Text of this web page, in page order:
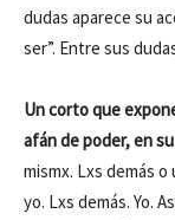
dudas aparece su
ser”. Entre sus
Un corto que
afán de poder, en
mismx. Lxs demás
yo. Lxs demás. Yo.